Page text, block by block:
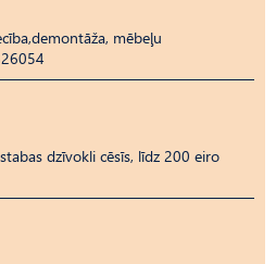
mēbeļu
dzīvokli cēsīs, līdz 200 eiro